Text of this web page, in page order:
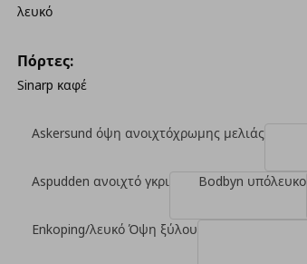
λευκό
Πόρτες:
Sinarp καφέ
Askersund όψη ανοιχτόχρωμης μελιάς
Aspudden ανοιχτό γκρι Bodbyn υπόλευκο
Enkoping/λευκό Όψη ξύλου